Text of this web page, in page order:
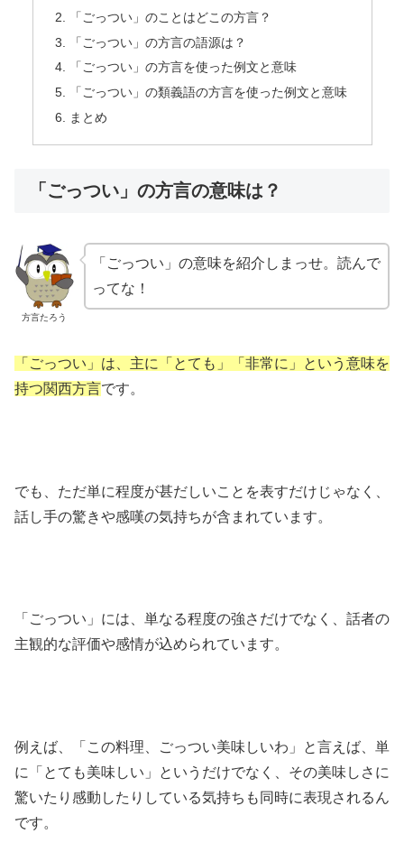
「ごっつい」のことはどこの方言？
「ごっつい」の方言の語源は？
「ごっつい」の方言を使った例文と意味
「ごっつい」の類義語の方言を使った例文と意味
まとめ
「ごっつい」の方言の意味は？
方言たろう
「ごっつい」の意味を紹介しまっせ。読んで
ってな！
「ごっつい」は、主に「とても」「非常に」という意味を
持つ関西方言です。
でも、ただ単に程度が甚だしいことを表すだけじゃなく、
話し手の驚きや感嘆の気持ちが含まれています。
「ごっつい」には、単なる程度の強さだけでなく、話者の
主観的な評価や感情が込められています。
例えば、「この料理、ごっつい美味しいわ」と言えば、単
に「とても美味しい」というだけでなく、その美味しさに
驚いたり感動したりしている気持ちも同時に表現されるん
です。